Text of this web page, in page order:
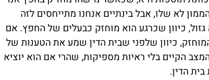
לא שלו, אבל בינתיים אנחנו מתייחסים לזה
כיוון שכרגע הוא מוחזק כבעלים של החפץ. אם
כיוון שלפני שבית הדין שמע את הטענות של
הקיים בלי ראיות מספיקות, שהרי אם הוא יוציא
הדין.